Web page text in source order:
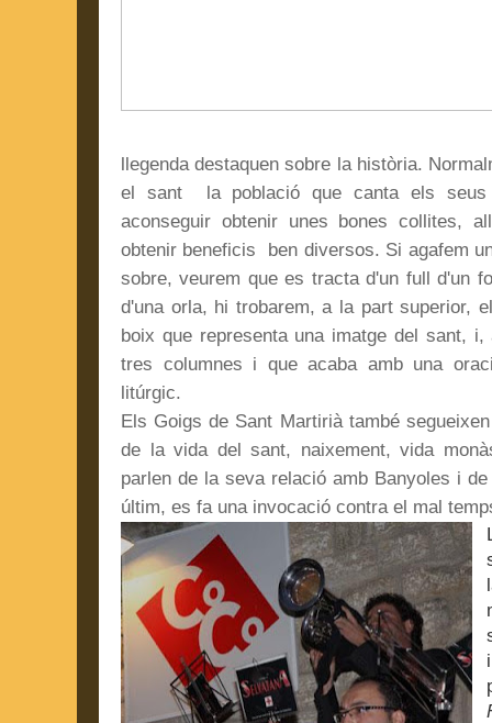
llegenda destaquen sobre la història.
el sant la població que canta els
aconseguir obtenir unes bones collites,
obtenir beneficis ben diversos. Si agafem
sobre, veurem que es tracta d'un full d'un
d'una orla, hi trobarem, a la part superior,
boix que representa una imatge del sant,
tres columnes i que acaba amb una
litúrgic.
Els Goigs de Sant Martirià també
de la vida del sant, naixement, vida
parlen de la seva relació amb Banyoles i
últim, es fa una invocació contra el mal